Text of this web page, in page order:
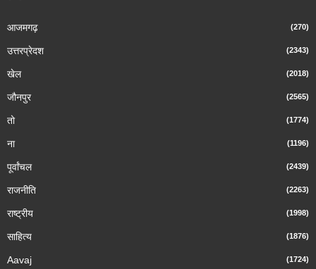
आजमगढ़ (270)
उत्तरप्रेदश (2343)
खेल (2018)
जौनपुर (2565)
तो (1774)
ना (1196)
पूर्वांचल (2439)
राजनीति (2263)
राष्ट्रीय (1998)
साहित्य (1876)
Aavaj (1724)